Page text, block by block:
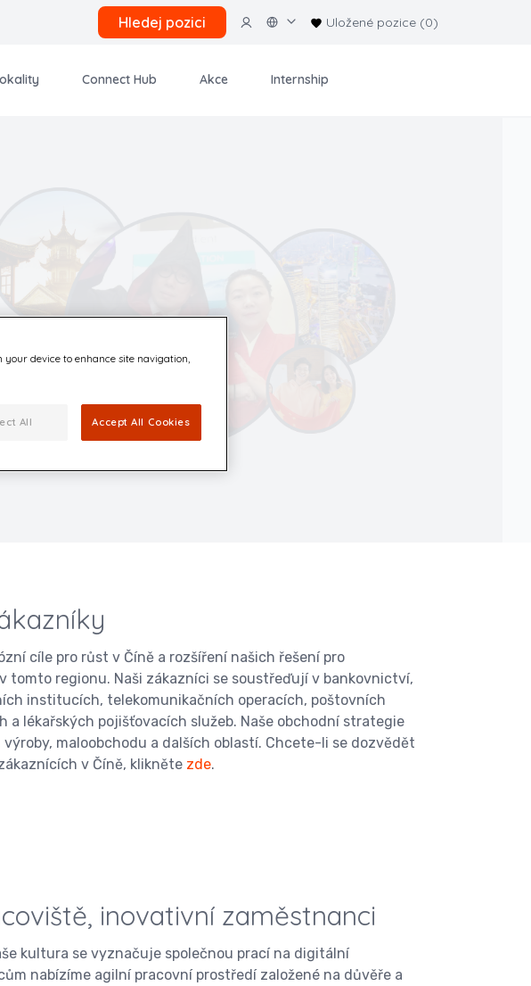
Hledej pozici Uložené pozice (0)
Connect Hub Akce Internship
cíle pro růst v Číně a rozšíření našich řešení pro
tomto regionu. Naši zákazníci se soustřeďují v bankovnictví,
institucích, telekomunikačních operacích, poštovních
a lékařských pojišťovacích služeb. Naše obchodní strategie
maloobchodu a dalších oblastí. Chcete-li se dozvědět
v Číně, klikněte zde.
inovativní zaměstnanci
kultura se vyznačuje společnou prací na digitální
nabízíme agilní pracovní prostředí založené na důvěře a
your device to enhance site navigation,
All Accept All Cookies